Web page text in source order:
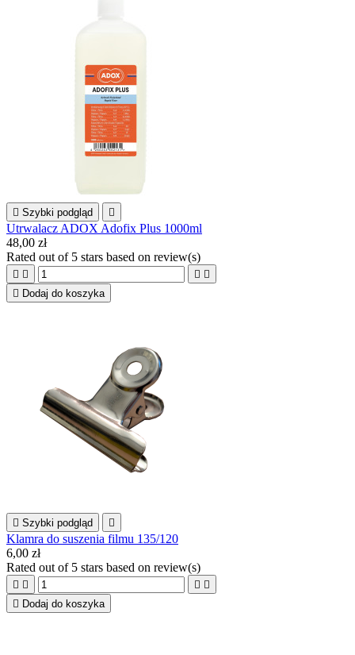
 Szybki podgląd 
Utrwalacz ADOX Adofix Plus 1000ml
48,00 zł
Rated out of 5 stars based on review(s)
   
 Dodaj do koszyka
 Szybki podgląd 
Klamra do suszenia filmu 135/120
6,00 zł
Rated out of 5 stars based on review(s)
   
 Dodaj do koszyka